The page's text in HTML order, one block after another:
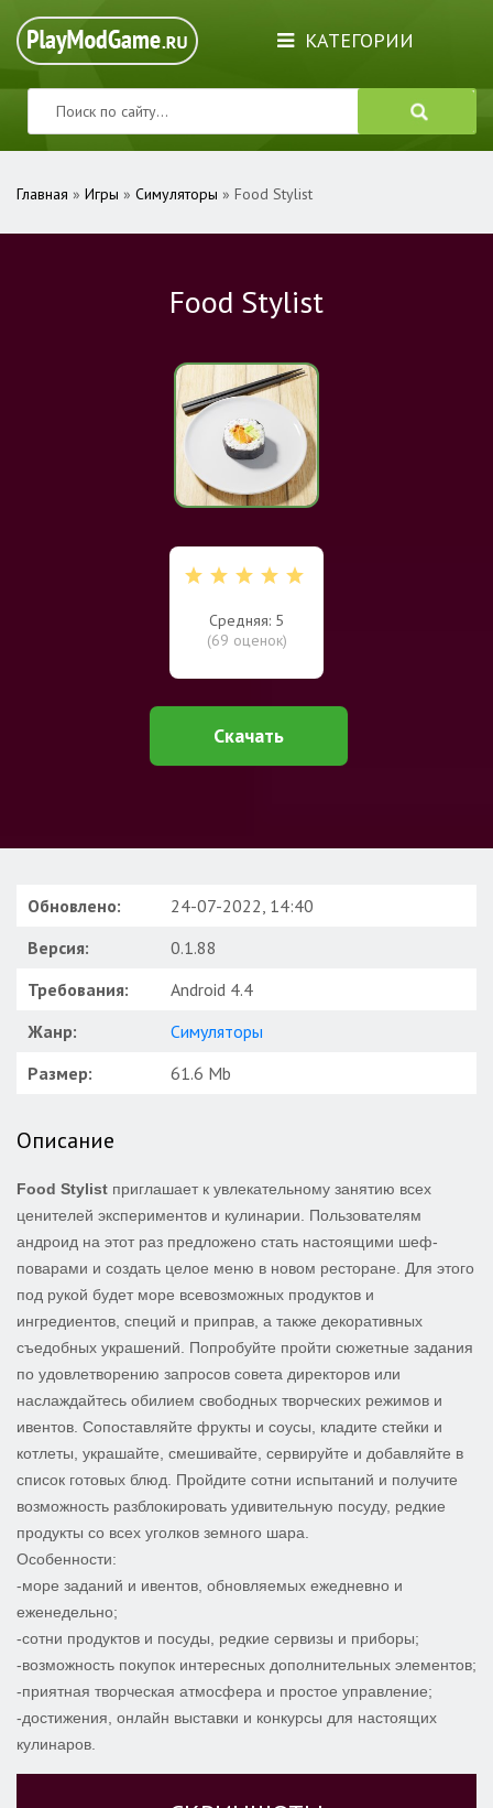
КАТЕГОРИИ
Главная » Игры » Симуляторы » Food Stylist
Food Stylist
Средняя: 5
(69 оценок)
Скачать
Обновлено:
24-07-2022, 14:40
Версия:
0.1.88
Требования:
Android 4.4
Жанр:
Симуляторы
Размер:
61.6 Mb
Описание
Food Stylist приглашает к увлекательному занятию всех
ценителей экспериментов и кулинарии. Пользователям
андроид на этот раз предложено стать настоящими шеф-
поварами и создать целое меню в новом ресторане. Для этого
под рукой будет море всевозможных продуктов и
ингредиентов, специй и приправ, а также декоративных
съедобных украшений. Попробуйте пройти сюжетные задания
по удовлетворению запросов совета директоров или
наслаждайтесь обилием свободных творческих режимов и
ивентов. Сопоставляйте фрукты и соусы, кладите стейки и
котлеты, украшайте, смешивайте, сервируйте и добавляйте в
список готовых блюд. Пройдите сотни испытаний и получите
возможность разблокировать удивительную посуду, редкие
продукты со всех уголков земного шара.
Особенности:
-море заданий и ивентов, обновляемых ежедневно и
еженедельно;
-сотни продуктов и посуды, редкие сервизы и приборы;
-возможность покупок интересных дополнительных элементов;
-приятная творческая атмосфера и простое управление;
-достижения, онлайн выставки и конкурсы для настоящих
кулинаров.